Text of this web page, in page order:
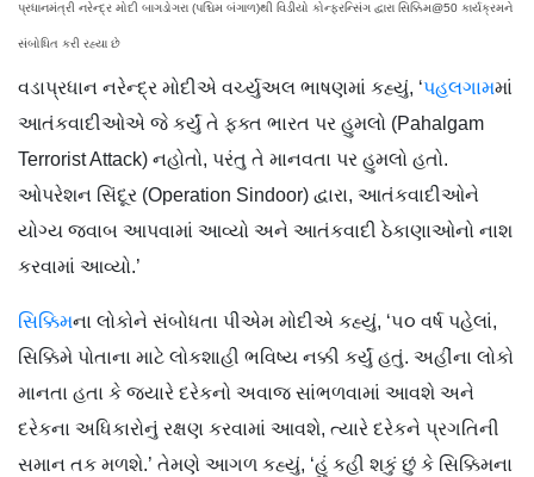
પ્રધાનમંત્રી નરેન્દ્ર મોદી બાગડોગરા (પશ્ચિમ બંગાળ)થી વિડીયો કોન્ફરન્સિંગ દ્વારા સિક્કિમ@50 કાર્યક્રમને
સંબોધિત કરી રહ્યા છે
વડાપ્રધાન નરેન્દ્ર મોદીએ વર્ચ્યુઅલ ભાષણમાં કહ્યું, ‘પહલગામમાં
આતંકવાદીઓએ જે કર્યું તે ફક્ત ભારત પર હુમલો (Pahalgam
Terrorist Attack) નહોતો, પરંતુ તે માનવતા પર હુમલો હતો.
ઓપરેશન સિંદૂર (Operation Sindoor) દ્વારા, આતંકવાદીઓને
યોગ્ય જવાબ આપવામાં આવ્યો અને આતંકવાદી ઠેકાણાઓનો નાશ
કરવામાં આવ્યો.’
સિક્કિમના લોકોને સંબોધતા પીએમ મોદીએ કહ્યું, ‘૫૦ વર્ષ પહેલાં,
સિક્કિમે પોતાના માટે લોકશાહી ભવિષ્ય નક્કી કર્યું હતું. અહીંના લોકો
માનતા હતા કે જ્યારે દરેકનો અવાજ સાંભળવામાં આવશે અને
દરેકના અધિકારોનું રક્ષણ કરવામાં આવશે, ત્યારે દરેકને પ્રગતિની
સમાન તક મળશે.’ તેમણે આગળ કહ્યું, ‘હું કહી શકું છું કે સિક્કિમના